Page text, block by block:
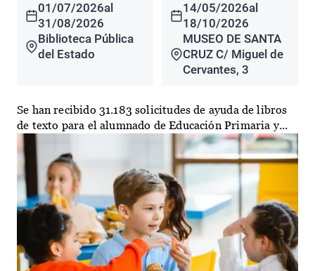
01/07/2026al
31/08/2026
Biblioteca Pública
del Estado
14/05/2026al
18/10/2026
MUSEO DE SANTA
CRUZ C/ Miguel de
Cervantes, 3
Se han recibido 31.183 solicitudes de ayuda de libros
de texto para el alumnado de Educación Primaria y...